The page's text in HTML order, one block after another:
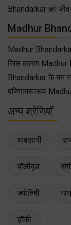
Bhandarkar को
Madhur
Madhur
जिस कारण Madhur
Bhandarkar के मन
परिणामस्वरूप
अन्य श्रेणियाँ
व्यवसायी
बॉलीवुड
ज्योतिषी
हॉकी